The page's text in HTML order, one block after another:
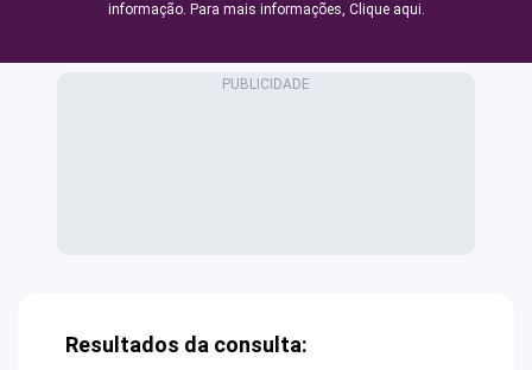
informação. Para mais informações, Clique aqui.
Resultados da consulta: